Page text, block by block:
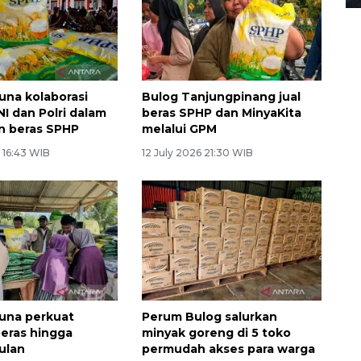
kolaborasi
dan Polri dalam
beras SPHP
WIB
Bulog Tanjungpinang jual
beras SPHP dan MinyaKita
melalui GPM
12 July 2026 21:30 WIB
perkuat
hingga
Perum Bulog salurkan
minyak goreng di 5 toko
permudah akses para warga